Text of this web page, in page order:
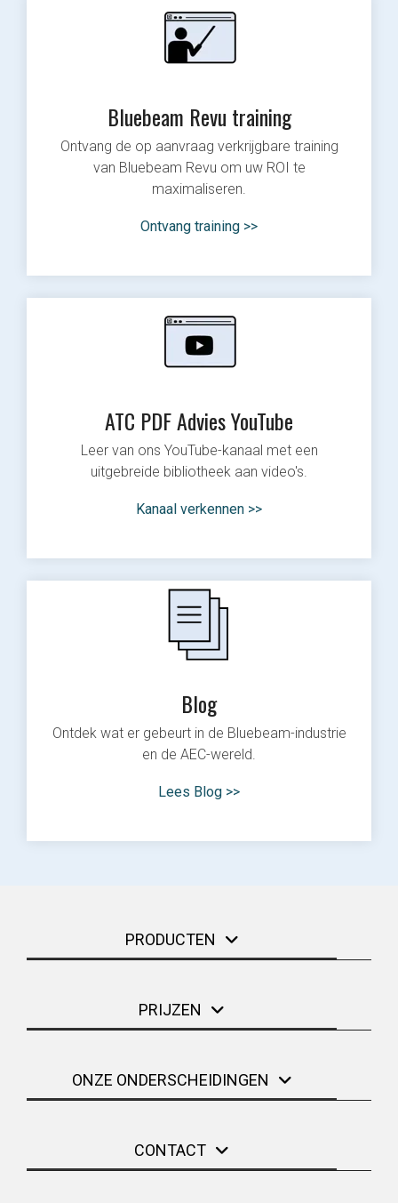
Bluebeam Revu training
Ontvang de op aanvraag verkrijgbare training
van Bluebeam Revu om uw ROI te
maximaliseren.
Ontvang training >>
ATC PDF Advies YouTube
Leer van ons YouTube-kanaal met een
uitgebreide bibliotheek aan video's.
Kanaal verkennen >>
Blog
Ontdek wat er gebeurt in de Bluebeam-industrie
en de AEC-wereld.
Lees Blog >>
PRODUCTEN
PRIJZEN
ONZE ONDERSCHEIDINGEN
CONTACT